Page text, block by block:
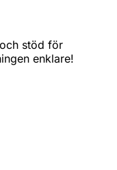
stöd för
enklare!